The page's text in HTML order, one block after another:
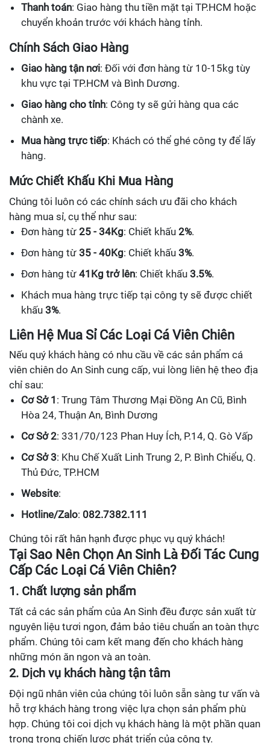
Thanh toán: Giao hàng thu tiền mặt tại TP.HCM hoặc
chuyển khoản trước với khách hàng tỉnh.
Chính Sách Giao Hàng
Giao hàng tận nơi: Đối với đơn hàng từ 10-15kg tùy
khu vực tại TP.HCM và Bình Dương.
Giao hàng cho tỉnh: Công ty sẽ gửi hàng qua các
chành xe.
Mua hàng trực tiếp: Khách có thể ghé công ty để lấy
hàng.
Mức Chiết Khấu Khi Mua Hàng
Chúng tôi luôn có các chính sách ưu đãi cho khách
hàng mua sỉ, cụ thể như sau:
Đơn hàng từ 25 - 34Kg: Chiết khấu 2%.
Đơn hàng từ 35 - 40Kg: Chiết khấu 3%.
Đơn hàng từ 41Kg trở lên: Chiết khấu 3.5%.
Khách mua hàng trực tiếp tại công ty sẽ được chiết
khấu 3%.
Liên Hệ Mua Sỉ Các Loại Cá Viên Chiên
Nếu quý khách hàng có nhu cầu về các sản phẩm cá
viên chiên do An Sinh cung cấp, vui lòng liên hệ theo địa
chỉ sau:
Cơ Sở 1 : Trung Tâm Thương Mại Đồng An Cũ, Bình
Hòa 24, Thuận An, Bình Dương
Cơ Sở 2: 331/70/123 Phan Huy Ích, P.14, Q. Gò Vấp
Cơ Sở 3: Khu Chế Xuất Linh Trung 2, P. Bình Chiểu, Q.
Thủ Đức, TP.HCM
Website:
Hotline/Zalo: 082.7382.111
Chúng tôi rất hân hạnh được phục vụ quý khách!
Tại Sao Nên Chọn An Sinh Là Đối Tác Cung
Cấp Các Loại Cá Viên Chiên?
1. Chất lượng sản phẩm
Tất cả các sản phẩm của An Sinh đều được sản xuất từ
nguyên liệu tươi ngon, đảm bảo tiêu chuẩn an toàn thực
phẩm. Chúng tôi cam kết mang đến cho khách hàng
những món ăn ngon và an toàn.
2. Dịch vụ khách hàng tận tâm
Đội ngũ nhân viên của chúng tôi luôn sẵn sàng tư vấn và
hỗ trợ khách hàng trong việc lựa chọn sản phẩm phù
hợp. Chúng tôi coi dịch vụ khách hàng là một phần quan
trọng trong chiến lược phát triển của công ty.